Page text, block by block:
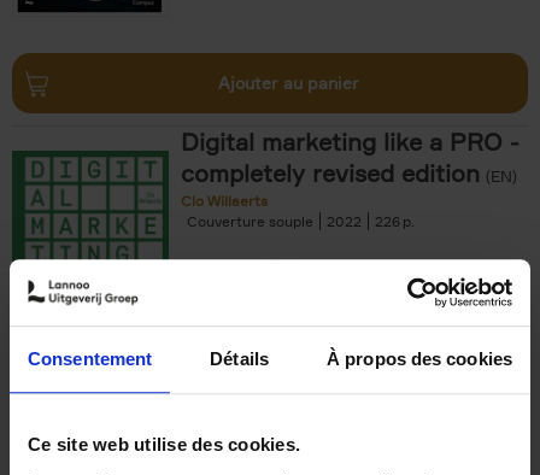
Consentement Détails À propos des cookies
Ce site web utilise des cookies.
Ajouter au panier
Digital marketing like a PRO -
completely revised edition (EN)
Clo Willaerts
Couverture souple
2022 226
€35,50